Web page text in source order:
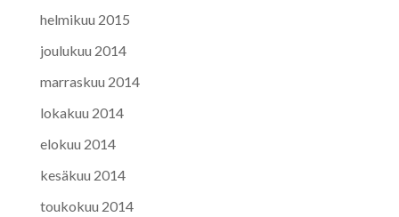
helmikuu 2015
joulukuu 2014
marraskuu 2014
lokakuu 2014
elokuu 2014
kesäkuu 2014
toukokuu 2014